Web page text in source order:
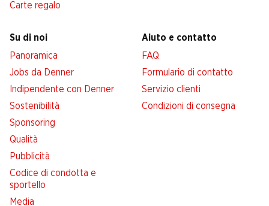
Carte regalo
Su di noi
Panoramica
Jobs da Denner
Indipendente con Denner
Sostenibilità
Sponsoring
Qualità
Pubblicità
Codice di condotta e
sportello
Media
Aiuto e contatto
FAQ
Formulario di contatto
Servizio clienti
Condizioni di consegna